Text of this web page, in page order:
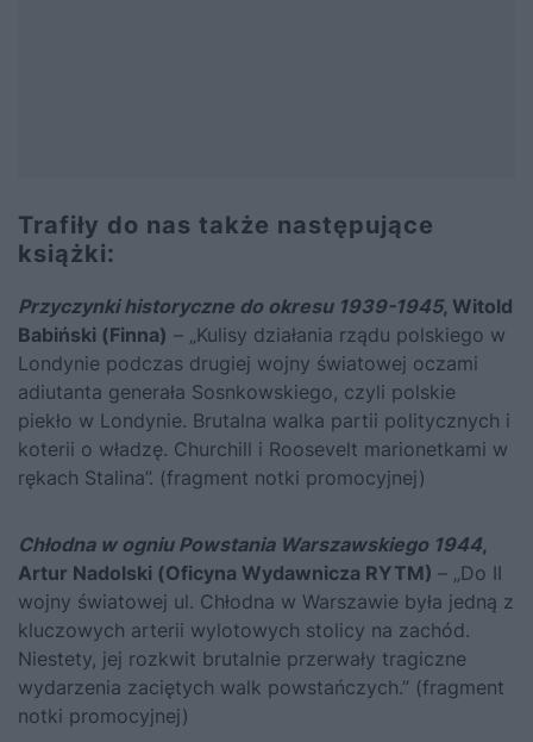
Trafiły do nas także następujące
książki:
Przyczynki historyczne do okresu 1939-1945, Witold
Babiński (Finna) – „Kulisy działania rządu polskiego w
Londynie podczas drugiej wojny światowej oczami
adiutanta generała Sosnkowskiego, czyli polskie
piekło w Londynie. Brutalna walka partii politycznych i
koterii o władzę. Churchill i Roosevelt marionetkami w
rękach Stalina”. (fragment notki promocyjnej)
Chłodna w ogniu Powstania Warszawskiego 1944,
Artur Nadolski (Oficyna Wydawnicza RYTM) – „Do II
wojny światowej ul. Chłodna w Warszawie była jedną z
kluczowych arterii wylotowych stolicy na zachód.
Niestety, jej rozkwit brutalnie przerwały tragiczne
wydarzenia zaciętych walk powstańczych.” (fragment
notki promocyjnej)